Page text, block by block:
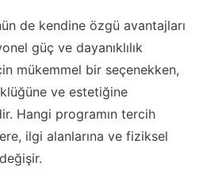
de kendine özgü avantajları
güç ve dayanıklılık
mükemmel bir seçenekken,
ve estetiğine
Hangi programın tercih
ilgi alanlarına ve fiziksel